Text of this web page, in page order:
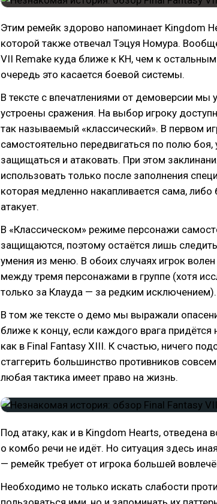
Этим ремейк здорово напоминает Kingdom
которой также отвечал Тэцуя Номура.
VII Remake куда ближе к KH, чем к
очередь это касается боевой системы.
В тексте с впечатлениями от демоверсии мы
устроены сражения. На выбор игроку
так называемый «классический». В первом
самостоятельно передвигаться по полю боя,
защищаться и атаковать. При этом
использовать только после заполнения
которая медленно накапливается сама, либо
атакует.
В «Классическом» режиме персонажи
защищаются, поэтому остаётся лишь
умения из меню. В обоих случаях игрок
между тремя персонажами в группе (хотя
только за Клауда — за редким исключением).
В том же тексте о демо мы выражали
ближе к концу, если каждого врага придётся
как в Final Fantasy XIII. К счастью, ничего
стаггерить большинство противников
любая тактика имеет право на жизнь.
Под атаку, как и в Kingdom Hearts, отведена
о комбо речи не идёт. Но ситуация здесь
— ремейк требует от игрока большей
Необходимо не только искать слабости